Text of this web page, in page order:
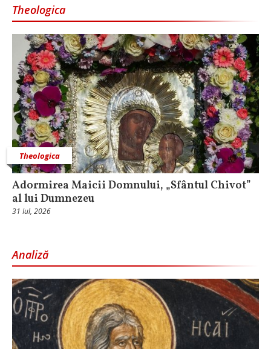
Theologica
Theologica
Adormirea Maicii Domnului, „Sfântul Chivot”
al lui Dumnezeu
31 Iul, 2026
Analiză